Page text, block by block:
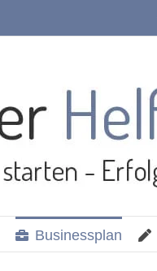
Businessplan